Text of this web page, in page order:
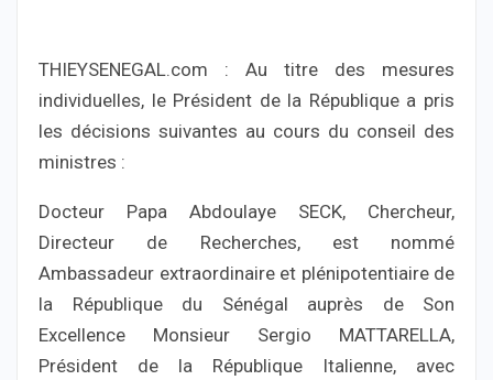
THIEYSENEGAL.com : Au titre des mesures
individuelles, le Président de la République a pris
les décisions suivantes au cours du conseil des
ministres :
Docteur Papa Abdoulaye SECK, Chercheur,
Directeur de Recherches, est nommé
Ambassadeur extraordinaire et plénipotentiaire de
la République du Sénégal auprès de Son
Excellence Monsieur Sergio MATTARELLA,
Président de la République Italienne, avec